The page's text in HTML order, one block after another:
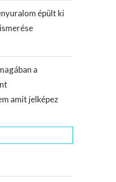
épült ki
a
amit jelképez